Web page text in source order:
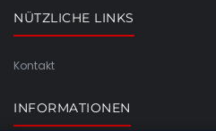
NÜTZLICHE LINKS
Kontakt
INFORMATIONEN